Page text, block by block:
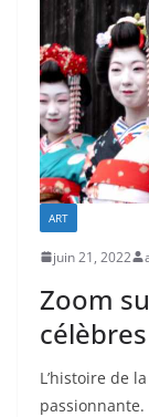
ART
juin 21, 2022
Zoom
L’histoire de